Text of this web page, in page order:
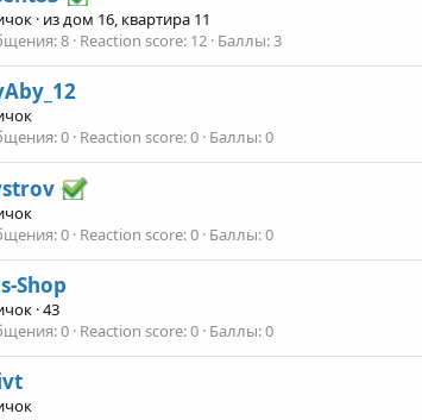
· издом 16, квартира 11
8 Reaction score 12 Баллы 3
0 Reaction score 0 Баллы 0
0 Reaction score 0 Баллы 0
Shop
·43
0 Reaction score 0 Баллы 0